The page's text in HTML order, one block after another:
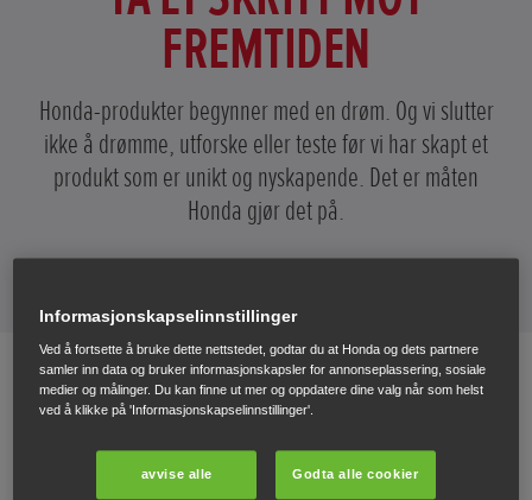
FREMTIDEN
Honda-produkter begynner med en drøm. Og vi slutter
ikke å drømme, utforske eller teste før vi har skapt et
produkt som er unikt og nyskapende. Det er måten
Honda gjør det på.
FRA KR 359 900,-* (*KAMPANJEPRIS TOM 30/11 23)
Informasjonskapselinnstillinger
Ved å fortsette å bruke dette nettstedet, godtar du at Honda og dets partnere
samler inn data og bruker informasjonskapsler for annonseplassering, sosiale
medier og målinger. Du kan finne ut mer og oppdatere dine valg når som helst
ved å klikke på 'Informasjonskapselinnstillinger'.
avvise alle Godta alle cookier